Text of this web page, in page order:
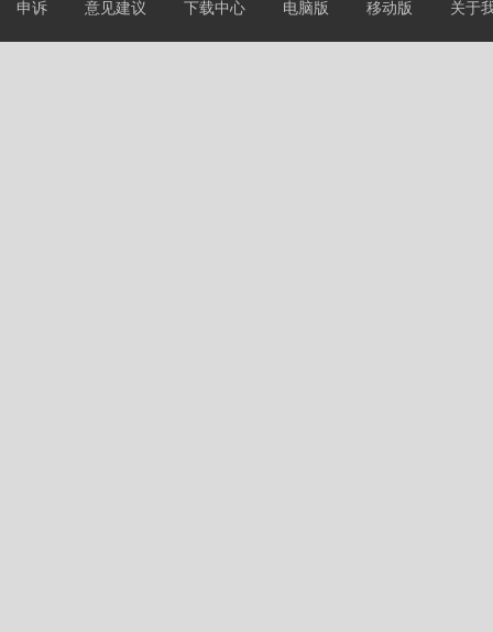
申诉 意见建议 下载中心 电脑版 移动版 关于